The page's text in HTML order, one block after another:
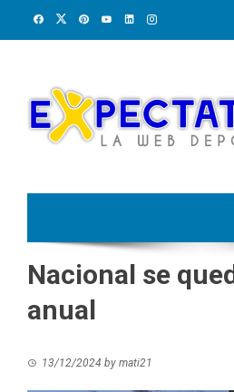
Nacional se
anual
13/12/2024 by mati21